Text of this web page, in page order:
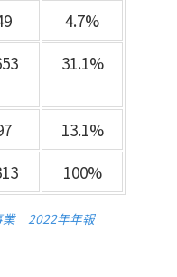
4.7%
31.1%
13.1%
100%
業 2022年年報